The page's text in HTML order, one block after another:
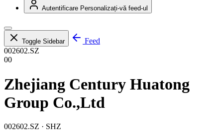
Autentificare Personalizați-vă feed-ul
Toggle Sidebar
Feed
002602.SZ
00
Zhejiang Century Huatong
Group Co.,Ltd
002602.SZ · SHZ